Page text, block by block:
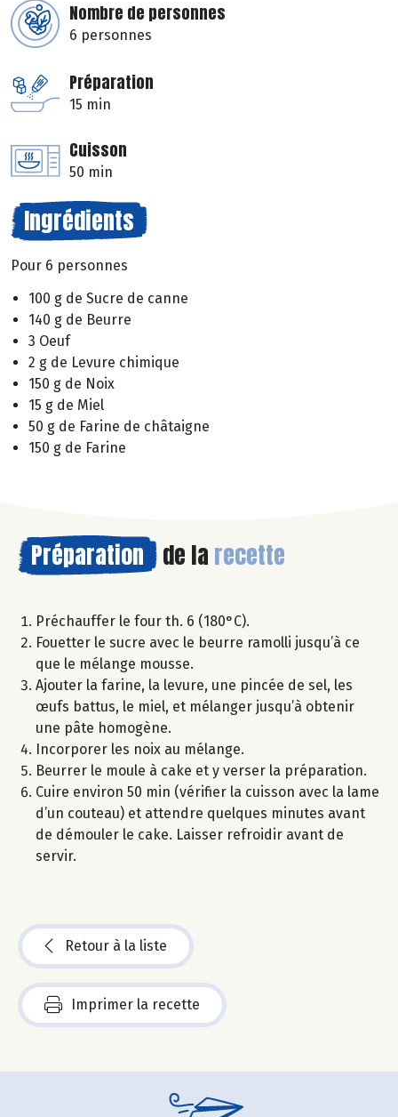
Nombre de personnes
6 personnes
Préparation
15 min
Cuisson
50 min
Ingrédients
Pour 6 personnes
100 g de Sucre de canne
140 g de Beurre
3 Oeuf
2 g de Levure chimique
150 g de Noix
15 g de Miel
50 g de Farine de châtaigne
150 g de Farine
Préparation de la recette
Préchauffer le four th. 6 (180°C).
Fouetter le sucre avec le beurre ramolli jusqu’à ce
que le mélange mousse.
Ajouter la farine, la levure, une pincée de sel, les
œufs battus, le miel, et mélanger jusqu’à obtenir
une pâte homogène.
Incorporer les noix au mélange.
Beurrer le moule à cake et y verser la préparation.
Cuire environ 50 min (vérifier la cuisson avec la lame
d’un couteau) et attendre quelques minutes avant
de démouler le cake. Laisser refroidir avant de
servir.
Retour à la liste
Imprimer la recette